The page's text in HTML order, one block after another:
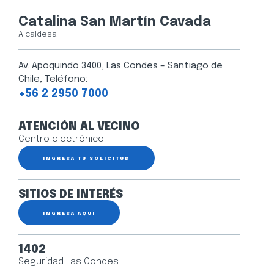
Catalina San Martín Cavada
Alcaldesa
Av. Apoquindo 3400, Las Condes – Santiago de
Chile, Teléfono:
+56 2 2950 7000
ATENCIÓN AL VECINO
Centro electrónico
INGRESA TU SOLICITUD
SITIOS DE INTERÉS
INGRESA AQUÍ
1402
Seguridad Las Condes